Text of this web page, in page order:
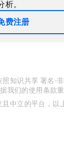
。
费注册
知识共享 署名-
我们的使用条款重
中立的平台，以